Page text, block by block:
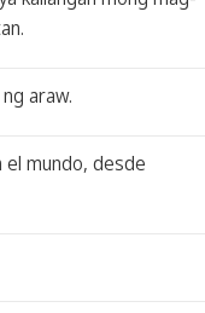
araw.
el mundo, desde